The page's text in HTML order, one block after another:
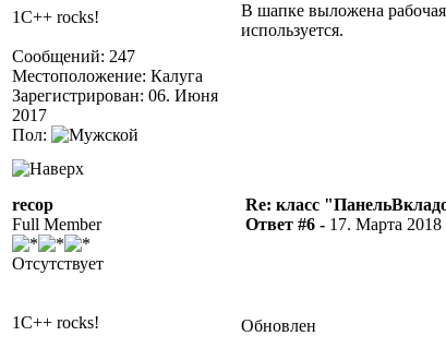
1C++ rocks!
Сообщений: 247
Местоположение: Калуга
Зарегистрирован: 06. Июня
2017
Пол:
В шапке выложена
используется.
recop
Full Member
Отсутствует
1C++ rocks!
Re: класс
Ответ #6 - 17. Марта 2018
Обновлен